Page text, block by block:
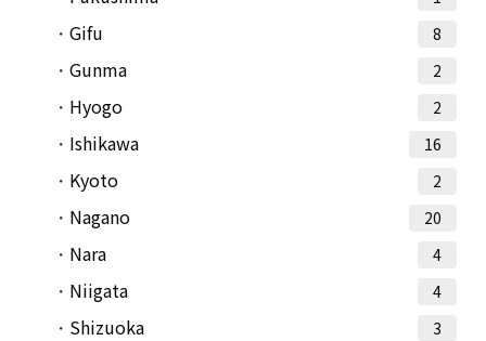
Gifu 8
Gunma 2
Hyogo 2
Ishikawa 16
Kyoto 2
Nagano 20
Nara 4
Niigata 4
Shizuoka 3